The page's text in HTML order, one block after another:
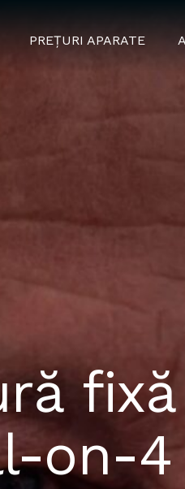
PREȚURI APARATE
on-